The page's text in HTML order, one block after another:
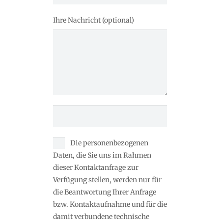
Ihre Nachricht (optional)
Die personenbezogenen
Daten, die Sie uns im Rahmen
dieser Kontaktanfrage zur
Verfügung stellen, werden nur für
die Beantwortung Ihrer Anfrage
bzw. Kontaktaufnahme und für die
damit verbundene technische